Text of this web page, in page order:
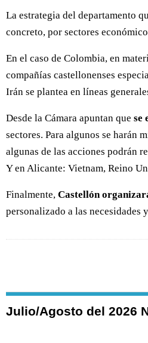
La estrategia del departamento
concreto, por sectores
En el caso de Colombia, en
compañías castellonenses
Irán se plantea en líneas
Desde la Cámara apuntan que se
sectores. Para algunos se harán
algunas de las acciones podrán
Y en Alicante: Vietnam, Reino
Finalmente, Castellón
personalizado a las necesidades
Julio/Agosto del 2026